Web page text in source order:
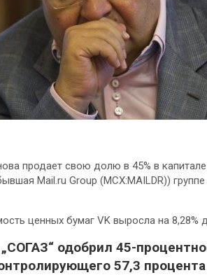
продает свою долю в 45% в
Mail.ru Group (MCX:MAILDR))
ценных бумаг VK выросла на 8,28%
одобрил 45-
57,3 процента